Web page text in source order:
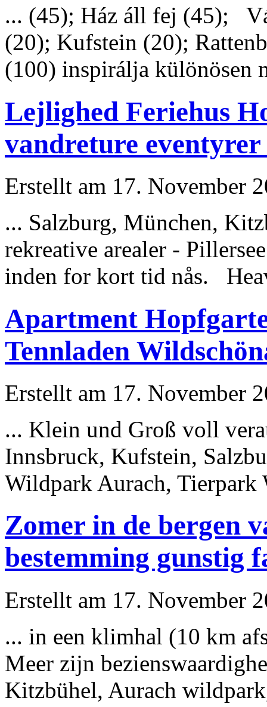
... (45); Ház áll fej (45);
(20); Kufstein (20);
(100) inspirálja különösen
Lejlighed Feriehus
vandreture
Erstellt am 17. November
... Salzburg, München,
rekreative arealer -
inden for kort tid nås.
Apartment
Tennladen
Erstellt am 17. November
... Klein und Groß voll
Innsbruck, Kufstein,
Wildpark Aurach,
Zomer in de bergen
bestemming gunstig
Erstellt am 17. November
... in een klimhal (10 km
Meer zijn
Kitzbühel, Aurach